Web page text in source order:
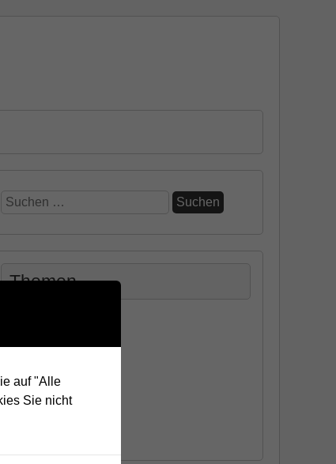
Suchen
Themen
MS Office
Tipps & Tricks
auf "Alle
Sie nicht